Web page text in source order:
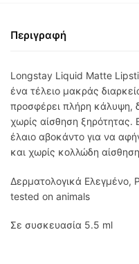
Περιγραφή
Longstay Liquid Matte
ένα τέλειο μακράς
προσφέρει πλήρη κάλυψη,
χωρίς αίσθηση ξηρότητας.
έλαιο αβοκάντο για να
και χωρίς κολλώδη
Δερματολογικά Ελεγμένο,
tested on animals
Σε συσκευασία 5.5 ml